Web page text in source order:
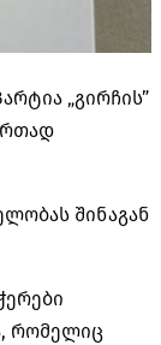
„გირჩის”
შინაგან
რომელიც